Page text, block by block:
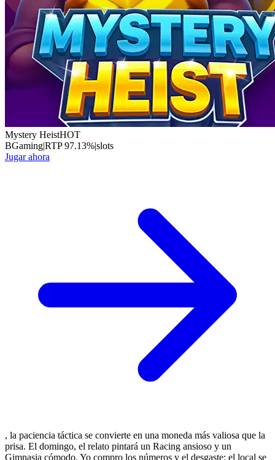
Mystery HeistHOT
BGaming|RTP97.13%|slots
Jugar ahora
, la paciencia táctica se convierte en una moneda más valiosa que la
prisa. El domingo, el relato pintará un Racing ansioso y un
Gimnasia cómodo. Yo compro los números y el desgaste: el local se